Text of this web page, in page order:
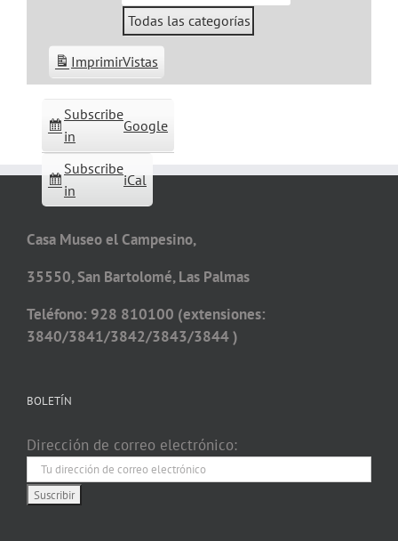
Todas las categorías
Subscribe
in
Google
Subscribe
in
iCal
ImprimirVistas
Casa Museo el Campesino,
35550, San Bartolomé, Las Palmas
Teléfono: 928 810100 (extensiones:
3840/3841/3842/3843/3844 )
BOLETÍN
Dirección de correo electrónico: